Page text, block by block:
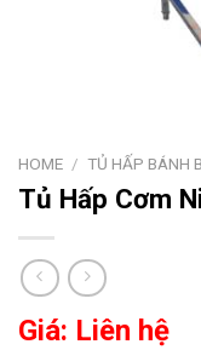
HOME / TỦ HẤP BÁNH
Tủ Hấp Cơm
Giá: Liên hệ